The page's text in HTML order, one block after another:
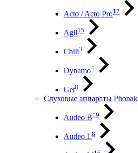
Acto / Acto Pro17
Agil15
Chili3
Dynamo4
Get8
Слуховые аппараты Phonak
Audeo B19
Audeo L8